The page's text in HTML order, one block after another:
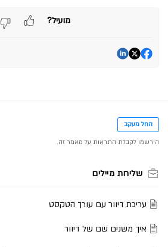
מועיל?
החל מעקב
שליחת מיילים
עריכת דיוור עם עורך הטקסט
איך משנים שם של דיוור